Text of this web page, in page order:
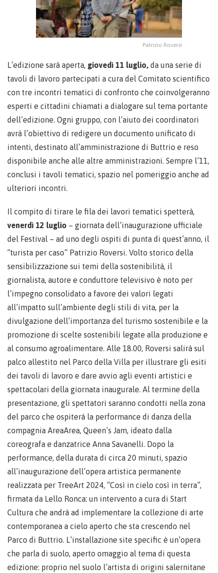
Patrizio Roversi
L’edizione sarà aperta, giovedì 11 luglio, da una serie di
tavoli di lavoro partecipati a cura del Comitato scientifico
con tre incontri tematici di confronto che coinvolgeranno
esperti e cittadini chiamati a dialogare sul tema portante
dell’edizione. Ogni gruppo, con l’aiuto dei coordinatori
avrà l’obiettivo di redigere un documento unificato di
intenti, destinato all’amministrazione di Buttrio e reso
disponibile anche alle altre amministrazioni. Sempre l’11,
conclusi i tavoli tematici, spazio nel pomeriggio anche ad
ulteriori incontri.
Il compito di tirare le fila dei lavori tematici spetterà,
venerdì 12 luglio – giornata dell’inaugurazione ufficiale
del Festival – ad uno degli ospiti di punta di quest’anno, il
“turista per caso” Patrizio Roversi. Volto storico della
sensibilizzazione sui temi della sostenibilità, il
giornalista, autore e conduttore televisivo è noto per
l’impegno consolidato a favore dei valori legati
all’impatto sull’ambiente degli stili di vita, per la
divulgazione dell’importanza del turismo sostenibile e la
promozione di scelte sostenibili legate alla produzione e
al consumo agroalimentare. Alle 18.00, Roversi salirà sul
palco allestito nel Parco della Villa per illustrare gli esiti
dei tavoli di lavoro e dare avvio agli eventi artistici e
spettacolari della giornata inaugurale. Al termine della
presentazione, gli spettatori saranno condotti nella zona
del parco che ospiterà la performance di danza della
compagnia AreaArea, Queen’s Jam, ideato dalla
coreografa e danzatrice Anna Savanelli. Dopo la
performance, della durata di circa 20 minuti, spazio
all’inaugurazione dell’opera artistica permanente
realizzata per TreeArt 2024, “Così in cielo così in terra”,
firmata da Lello Ronca: un intervento a cura di Start
Cultura che andrà ad implementare la collezione di arte
contemporanea a cielo aperto che sta crescendo nel
Parco di Buttrio. L’installazione site specific è un’opera
che parla di suolo, aperto omaggio al tema di questa
edizione: proprio nel suolo l’artista di origini salernitane